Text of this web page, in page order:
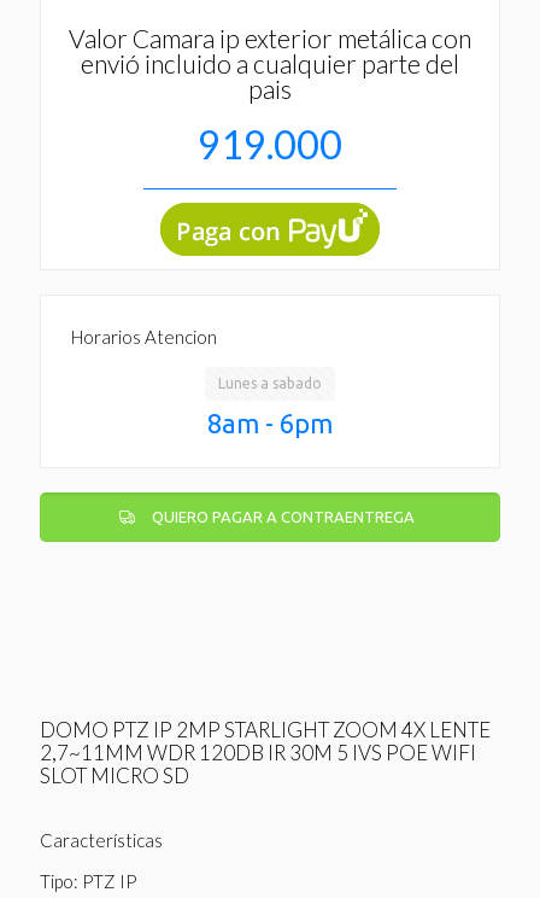
Valor Camara ip exterior metálica con
envió incluido a cualquier parte del
pais
919.000
Horarios Atencion
Lunes a sabado
8am - 6pm
QUIERO PAGAR A CONTRAENTREGA
DOMO PTZ IP 2MP STARLIGHT ZOOM 4X LENTE
2,7~11MM WDR 120DB IR 30M 5 IVS POE WIFI
SLOT MICRO SD
Características
Tipo: PTZ IP